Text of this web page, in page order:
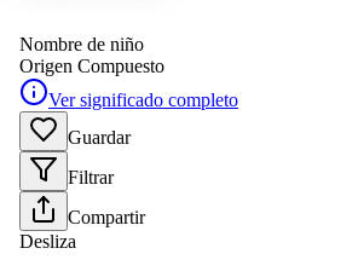
Nombre de niño
Origen Compuesto
Ver significado completo
Guardar
Filtrar
Compartir
Desliza